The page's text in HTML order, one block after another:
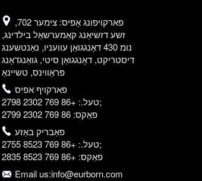
פארקויפונג אָפיס: צימער 702,
זשע דזשיאַנג קאַמערשאַל בילדינג,
נומ 430 דאָנגגואַן עוועניו, נאַנטשענג
דיסטריקט, דאָנגגואַן סיטי, גואַנגדאָנג
פּראַווינס, טשיינאַ
פארקויף אפיס
טעל.: +86 769 2302 2798;
פאַקס: 86 769 2302 2799
פאַבריק באַזע
טעל.: +86 769 8523 2755;
פאַקס: +86 769 8523 2835
Email us:info@eurborn.com